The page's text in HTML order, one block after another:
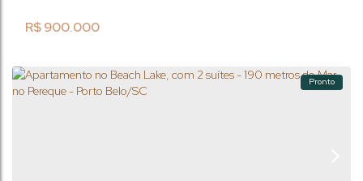
R$900.000
equipado, com churrasqueira e ar...
Pronto